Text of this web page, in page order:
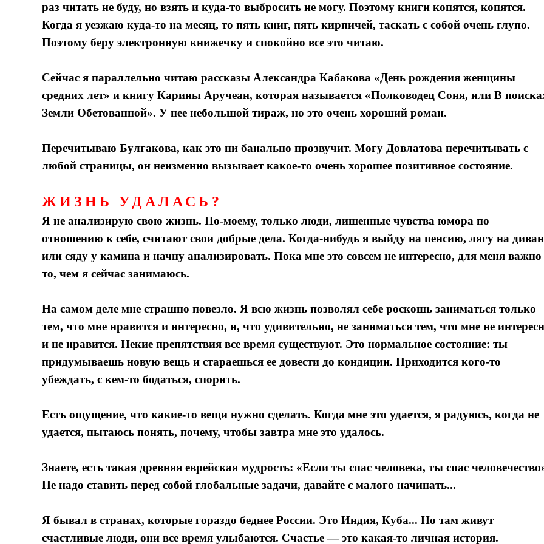
раз читать не буду, но взять и куда-то выбросить не могу. Поэтому книги копятся, копятся.
Когда я уезжаю куда-то на месяц, то пять книг, пять кирпичей, таскать с собой очень глупо.
Поэтому беру электронную книжечку и спокойно все это читаю.
Сейчас я параллельно читаю рассказы Александра Кабакова «День рождения женщины
средних лет» и книгу Карины Аручеан, которая называется «Полководец Соня, или В
Земли Обетованной». У нее небольшой тираж, но это очень хороший роман.
Перечитываю Булгакова, как это ни банально прозвучит. Могу Довлатова перечитывать с
любой страницы, он неизменно вызывает какое-то очень хорошее позитивное состояние.
ЖИЗНЬ УДАЛАСЬ?
Я не анализирую свою жизнь. По-моему, только люди, лишенные чувства юмора по
отношению к себе, считают свои добрые дела. Когда-нибудь я выйду на пенсию, лягу на диван
или сяду у камина и начну анализировать. Пока мне это совсем не интересно, для меня важно
то, чем я сейчас занимаюсь.
На самом деле мне страшно повезло. Я всю жизнь позволял себе роскошь заниматься только
тем, что мне нравится и интересно, и, что удивительно, не заниматься тем, что мне не
и не нравится. Некие препятствия все время существуют. Это нормальное состояние: ты
придумываешь новую вещь и стараешься ее довести до кондиции. Приходится кого-то
убеждать, с кем-то бодаться, спорить.
Есть ощущение, что какие-то вещи нужно сделать. Когда мне это удается, я радуюсь, когда не
удается, пытаюсь понять, почему, чтобы завтра мне это удалось.
Знаете, есть такая древняя еврейская мудрость: «Если ты спас человека, ты спас
Не надо ставить перед собой глобальные задачи, давайте с малого начинать...
Я бывал в странах, которые гораздо беднее России. Это Индия, Куба... Но там живут
счастливые люди, они все время улыбаются. Счастье — это какая-то личная история.
Я согласен с политикой конфиденциальности и защиты информации*